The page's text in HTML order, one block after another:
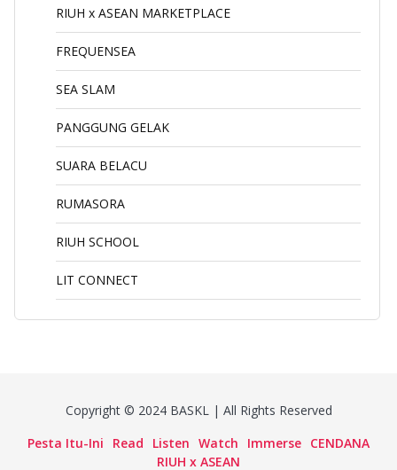
RIUH x ASEAN MARKETPLACE
FREQUENSEA
SEA SLAM
PANGGUNG GELAK
SUARA BELACU
RUMASORA
RIUH SCHOOL
LIT CONNECT
Copyright © 2024 BASKL | All Rights Reserved
Pesta Itu-Ini
Read Listen Watch Immerse CENDANA
RIUH x ASEAN